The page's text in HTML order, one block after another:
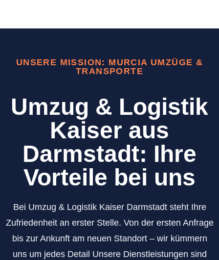
UNSERE MISSION: MURCIA UMZÜGE &
TRANSPORTE
Umzug & Logistik
Kaiser aus
Darmstadt: Ihre
Vorteile bei uns
Bei Umzug & Logistik Kaiser Darmstadt steht Ihre
Zufriedenheit an erster Stelle. Von der ersten Anfrage
bis zur Ankunft am neuen Standort – wir kümmern
uns um jedes Detail Unsere Dienstleistungen sind